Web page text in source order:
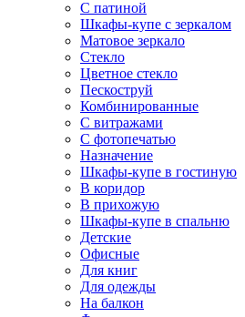
С патиной
Шкафы-купе с зеркалом
Матовое зеркало
Стекло
Цветное стекло
Пескоструй
Комбинированные
С витражами
С фотопечатью
Назначение
Шкафы-купе в гостиную
В коридор
В прихожую
Шкафы-купе в спальню
Детские
Офисные
Для книг
Для одежды
На балкон